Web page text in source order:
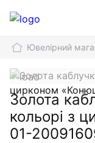
Ювелірний
Золота
кольорі з
01-